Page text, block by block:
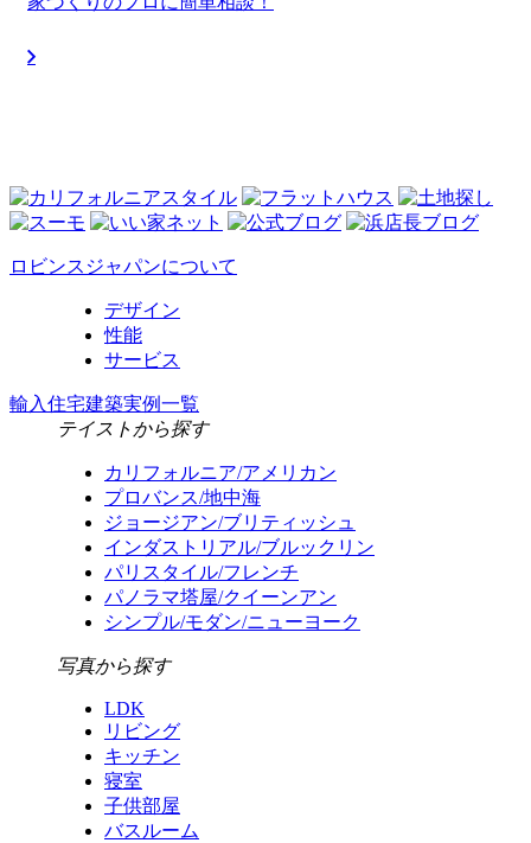
ロビンスジャパンについて
デザイン
性能
サービス
輸入住宅建築実例一覧
テイストから探す
カリフォルニア/アメリカン
プロバンス/地中海
ジョージアン/ブリティッシュ
インダストリアル/ブルックリン
パリスタイル/フレンチ
パノラマ塔屋/クイーンアン
シンプル/モダン/ニューヨーク
写真から探す
LDK
リビング
キッチン
寝室
子供部屋
バスルーム